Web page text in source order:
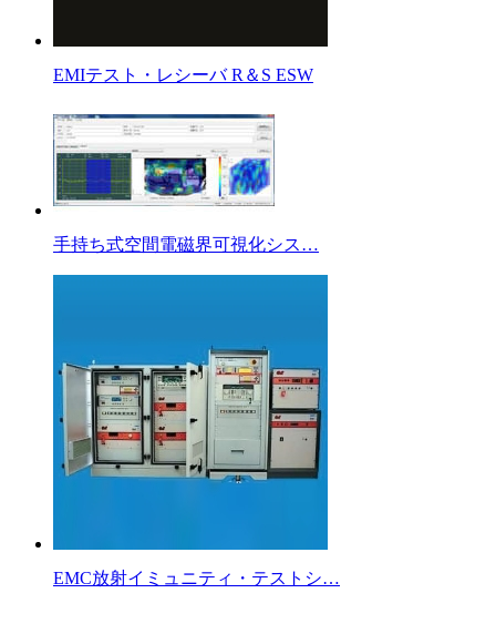
EMIテスト・レシーバ R＆S ESW
手持ち式空間電磁界可視化シス…
EMC放射イミュニティ・テストシ…